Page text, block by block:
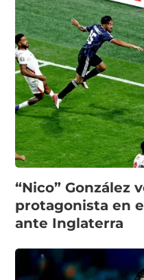
“Nico” González
protagonista en
ante Inglaterra